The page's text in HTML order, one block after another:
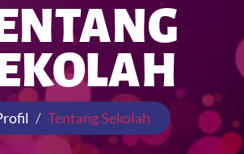
Tentang Sekolah